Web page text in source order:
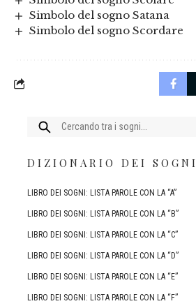
Simbolo del sogno Satana
Simbolo del sogno Scordare
Cercare:
DIZIONARIO DEI SOGNI
LIBRO DEI SOGNI: LISTA PAROLE CON LA “A”
LIBRO DEI SOGNI: LISTA PAROLE CON LA “B”
LIBRO DEI SOGNI: LISTA PAROLE CON LA “C”
LIBRO DEI SOGNI: LISTA PAROLE CON LA “D”
LIBRO DEI SOGNI: LISTA PAROLE CON LA “E”
LIBRO DEI SOGNI: LISTA PAROLE CON LA “F”